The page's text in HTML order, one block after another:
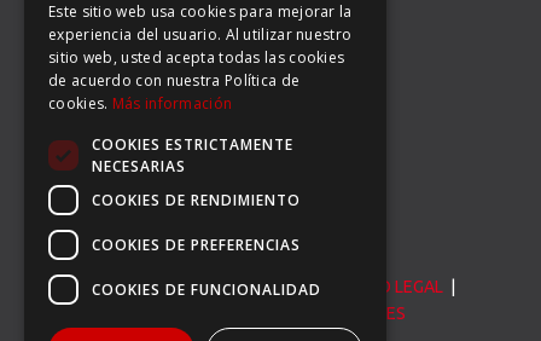
08008 BARCELONA
TEL: (34) 93 363 53 97
FAX: (34) 93 396 90 14
EMAIL:INFO@CARSERSPORTS.COM
© Carser Sports S.L. All Rights Reserved. | AVISO LEGAL
POLÍTICA DE COOKIES
Este sitio web usa cookies para mejorar la
experiencia del usuario. Al utilizar nuestro
sitio web, usted acepta todas las cookies
de acuerdo con nuestra Política de
cookies. Más información
COOKIES ESTRICTAMENTE
NECESARIAS
COOKIES DE RENDIMIENTO
COOKIES DE PREFERENCIAS
COOKIES DE FUNCIONALIDAD